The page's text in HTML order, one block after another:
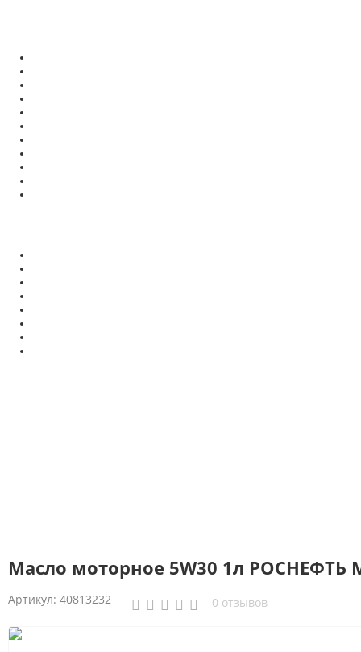
Масло моторное 5W30 1л РОСНЕФТЬ
Артикул: 40813232 0 отзывов